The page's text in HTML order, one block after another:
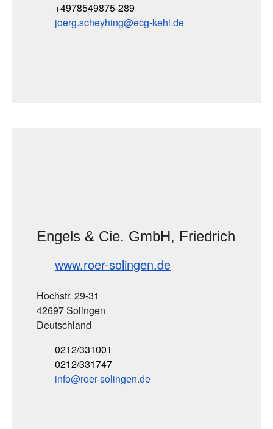
+4978549875-289
joerg.scheyhing
ecg-kehl de
Engels & Cie. GmbH, Friedrich
www.roer-solingen.de
Hochstr. 29-31
42697 Solingen
Deutschland
0212/331001
0212/331747
info
roer-solingen de